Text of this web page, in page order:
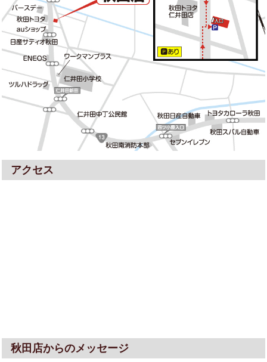
アクセス
秋田店からのメッセージ